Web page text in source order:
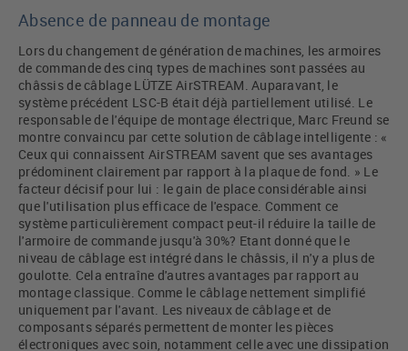
Absence de panneau de montage
Lors du changement de génération de machines, les armoires
de commande des cinq types de machines sont passées au
châssis de câblage LÜTZE AirSTREAM. Auparavant, le
système précédent LSC-B était déjà partiellement utilisé. Le
responsable de l'équipe de montage électrique, Marc Freund se
montre convaincu par cette solution de câblage intelligente : «
Ceux qui connaissent AirSTREAM savent que ses avantages
prédominent clairement par rapport à la plaque de fond. » Le
facteur décisif pour lui : le gain de place considérable ainsi
que l'utilisation plus efficace de l'espace. Comment ce
système particulièrement compact peut-il réduire la taille de
l'armoire de commande jusqu'à 30%? Etant donné que le
niveau de câblage est intégré dans le châssis, il n'y a plus de
goulotte. Cela entraîne d'autres avantages par rapport au
montage classique. Comme le câblage nettement simplifié
uniquement par l'avant. Les niveaux de câblage et de
composants séparés permettent de monter les pièces
électroniques avec soin, notamment celle avec une dissipation